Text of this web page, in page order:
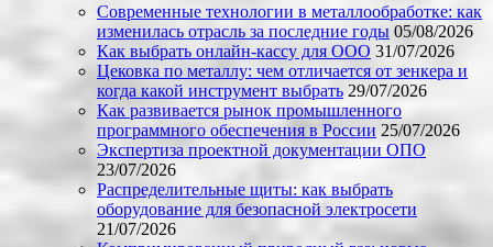
Современные технологии в металлообработке: как
изменилась отрасль за последние годы 05/08/2026
Как выбрать онлайн-кассу для ООО 31/07/2026
Цековка по металлу: чем отличается от зенкера и
когда какой инструмент выбрать 29/07/2026
Как развивается рынок промышленного
программного обеспечения в России 25/07/2026
Экспертиза проектной документации ОПО
23/07/2026
Распределительные щиты: как выбрать
оборудование для безопасной электросети
21/07/2026